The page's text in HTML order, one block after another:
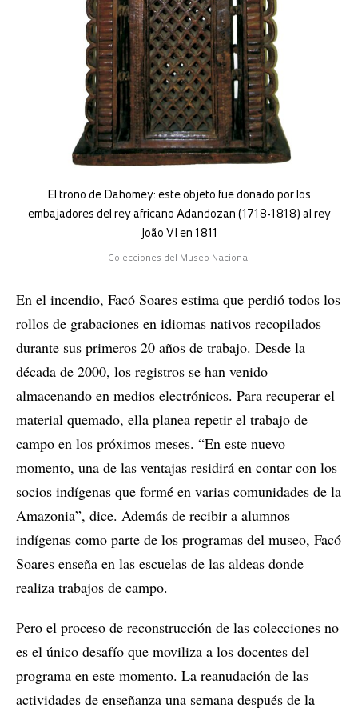
El trono de Dahomey: este objeto fue donado por los
embajadores del rey africano Adandozan (1718-1818) al rey
João VI en 1811
Colecciones del Museo Nacional
En el incendio, Facó Soares estima que perdió todos los
rollos de grabaciones en idiomas nativos recopilados
durante sus primeros 20 años de trabajo. Desde la
década de 2000, los registros se han venido
almacenando en medios electrónicos. Para recuperar el
material quemado, ella planea repetir el trabajo de
campo en los próximos meses. “En este nuevo
momento, una de las ventajas residirá en contar con los
socios indígenas que formé en varias comunidades de la
Amazonia”, dice. Además de recibir a alumnos
indígenas como parte de los programas del museo, Facó
Soares enseña en las escuelas de las aldeas donde
realiza trabajos de campo.
Pero el proceso de reconstrucción de las colecciones no
es el único desafío que moviliza a los docentes del
programa en este momento. La reanudación de las
actividades de enseñanza una semana después de la